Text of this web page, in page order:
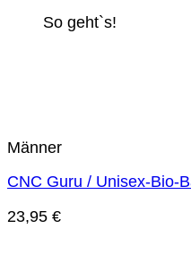
So geht`s!
Männer
CNC Guru / Unisex-Bio-
23,95 €